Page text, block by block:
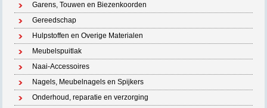
Garens, Touwen en Biezenkoorden
Gereedschap
Hulpstoffen en Overige Materialen
Meubelspuitlak
Naai-Accessoires
Nagels, Meubelnagels en Spijkers
Onderhoud, reparatie en verzorging